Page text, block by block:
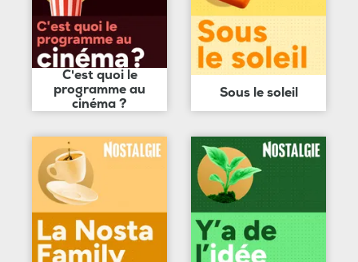
C'est quoi le
programme au
cinéma ?
Sous le soleil